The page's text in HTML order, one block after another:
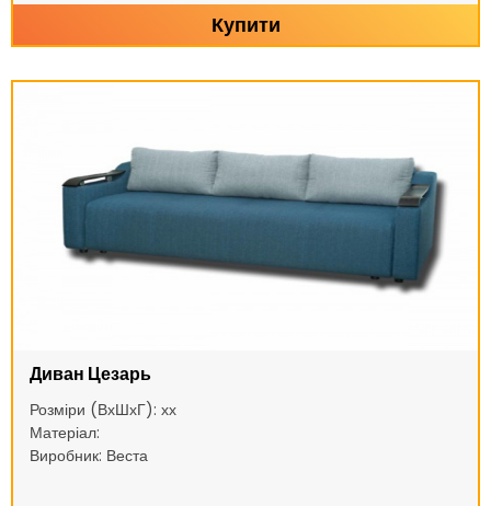
Купити
Диван Цезарь
Розміри (ВхШхГ): хх
Матеріал:
Виробник: Веста